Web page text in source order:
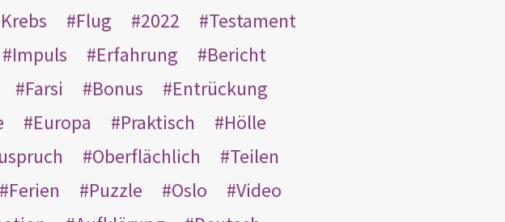
Krebs Flug 2022
Testament
Impuls Erfahrung
Bericht
Farsi Bonus
Entrückung
Europa Praktisch
Hölle
Oberflächlich
Teilen
Ferien Puzzle Oslo
Video